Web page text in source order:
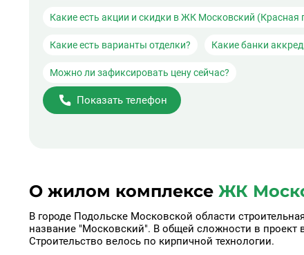
Какие есть акции и скидки в ЖК Московский (Красная
Какие есть варианты отделки? Какие банки
Можно ли зафиксировать цену сейчас?
Показать телефон
О жилом комплексе ЖК
В городе Подольске Московской области
название "Московский". В общей сложности в проект
Строительство велось по кирпичной технологии.